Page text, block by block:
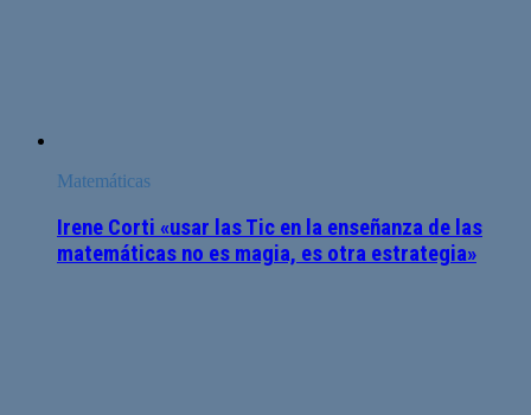
Matemáticas
Irene Corti «usar las Tic en la enseñanza de las
matemáticas no es magia, es otra estrategia»